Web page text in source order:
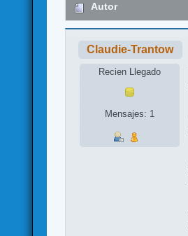
Autor
Claudie-Trantow
Recien Llegado
Mensajes: 1